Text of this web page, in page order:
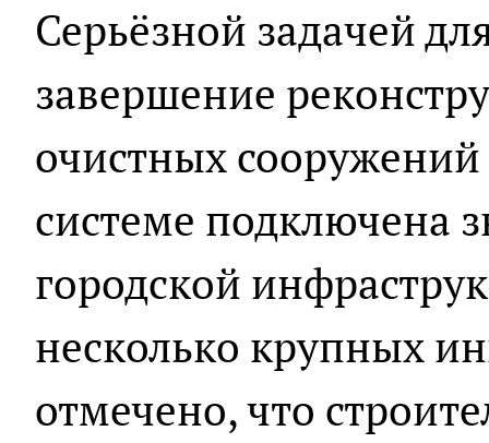
Серьёзной задачей
завершение
очистных
системе подключена
городской
несколько крупных
отмечено, что